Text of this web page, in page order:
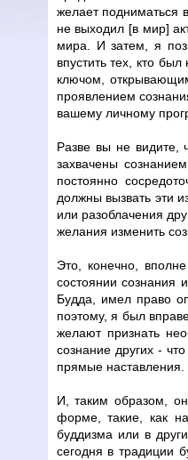
желает подниматься
не выходил [в мир]
мира. И затем, я
впустить тех, кто
ключом,
проявлением
вашему личному
Разве вы не видите,
захвачены
постоянно
должны вызвать эти
или разоблачения
желания изменить
Это, конечно,
состоянии сознания
Будда, имел право
поэтому, я был
желают признать
сознание других -
прямые наставления.
И, таким образом,
форме, такие, как
буддизма или в
сегодня в традиции